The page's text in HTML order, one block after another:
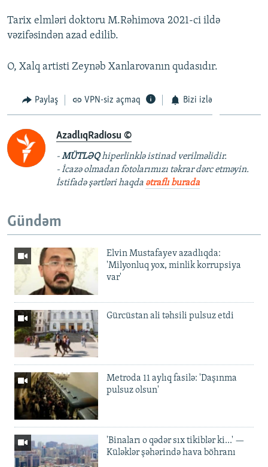
Tarix elmləri doktoru M.Rəhimova 2021-ci ildə
vəzifəsindən azad edilib.
O, Xalq artisti Zeynəb Xanlarovanın qudasıdır.
Paylaş VPN-siz açmaq Bizi izlə
AzadlıqRadiosu ©
-MÜTLƏQhiperlinklə istinad verilməlidir.
- İcazə olmadan fotolarımızı təkrar dərc etməyin.
İstifadə şərtləri haqda ətraflı burada
Gündəm
Elvin Mustafayev azadlıqda:
'Milyonluq yox, minlik korrupsiya
var'
Gürcüstan ali təhsili pulsuz etdi
Metroda 11 aylıq fasilə: 'Daşınma
pulsuz olsun'
'Binaları o qədər sıx tikiblər ki...' —
Küləklər şəhərində hava böhranı